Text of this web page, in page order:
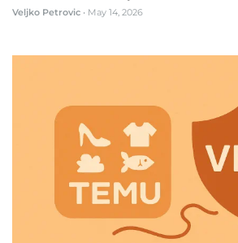
Veljko Petrovic • May 14, 2026